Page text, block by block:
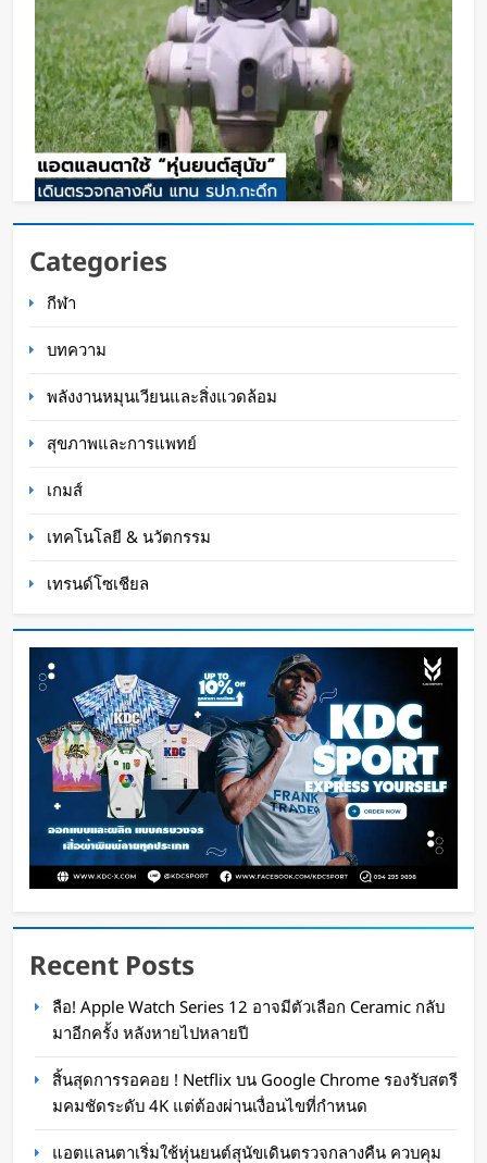
แอตแลนตาเริ่มใช้หุ่นยนต์สุนัขเดินตรวจกลางคืน
ควบคุมโดยมนุษย์ พร้อม AI ช่วยเฝ้าระวังและป้อง
ปรามอาชญากรรม
Oat Content
เปิดตัว Kucho Wear เสื้อเชิ้ตทำงานติดพัดลมคู่
พร้อมแบตเตอรี่ในตัว ราคาเริ่มต้นราว 3,900 บาท
Oat Content 5 ชั่วโมง ago
กองทัพอังกฤษทดลองใช้มอเตอร์ไซค์ไฟฟ้า เสริม
Oat Content 5 ชั่วโมง ago
Categories
กีฬา
บทความ
พลังงานหมุนเวียนและสิ่งแวดล้อม
สุขภาพและการแพทย์
เกมส์
เทคโนโลยี & นวัตกรรม
เทรนด์โซเชียล
Recent Posts
ลือ! Apple Watch Series 12 อาจมีตัวเลือก Ceramic กลับ
มาอีกครั้ง หลังหายไปหลายปี
สิ้นสุดการรอคอย ! Netflix บน Google Chrome รองรับสตรี
มคมชัดระดับ 4K แต่ต้องผ่านเงื่อนไขที่กำหนด
แอตแลนตาเริ่มใช้หุ่นยนต์สุนัขเดินตรวจกลางคืน ควบคุม